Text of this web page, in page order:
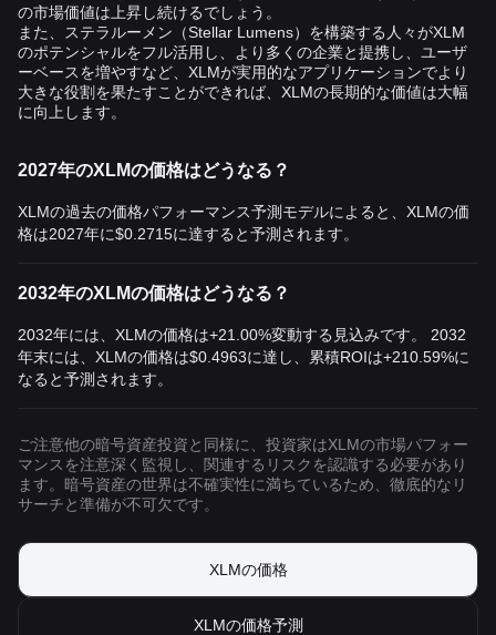
の市場価値は上昇し続けるでしょう。
また、ステラルーメン（Stellar Lumens）を構築する人々がXLM
のポテンシャルをフル活用し、より多くの企業と提携し、ユーザ
ーベースを増やすなど、XLMが実用的なアプリケーションでより
大きな役割を果たすことができれば、XLMの長期的な価値は大幅
に向上します。
2027年のXLMの価格はどうなる？
XLMの過去の価格パフォーマンス予測モデルによると、XLMの価
格は2027年に$0.2715に達すると予測されます。
2032年のXLMの価格はどうなる？
2032年には、XLMの価格は+21.00%変動する見込みです。 2032
年末には、XLMの価格は$0.4963に達し、累積ROIは+210.59%に
なると予測されます。
ご注意他の暗号資産投資と同様に、投資家はXLMの市場パフォー
マンスを注意深く監視し、関連するリスクを認識する必要があり
ます。暗号資産の世界は不確実性に満ちているため、徹底的なリ
サーチと準備が不可欠です。
XLMの‌価格
XLMの価格予測